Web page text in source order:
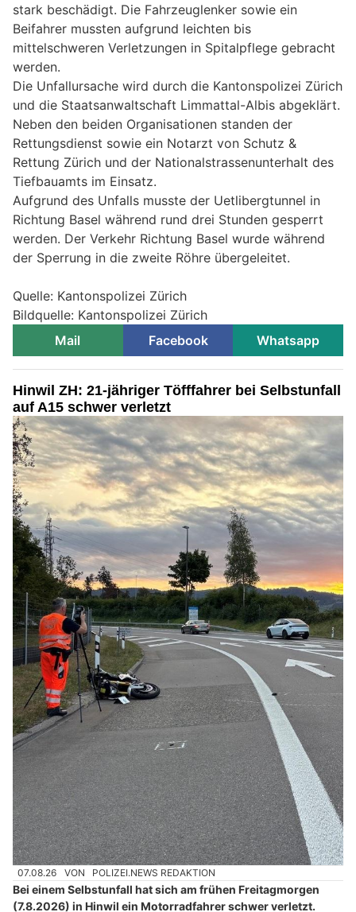
stark beschädigt. Die Fahrzeuglenker sowie ein
Beifahrer mussten aufgrund leichten bis
mittelschweren Verletzungen in Spitalpflege gebracht
werden.
Die Unfallursache wird durch die Kantonspolizei Zürich
und die Staatsanwaltschaft Limmattal-Albis abgeklärt.
Neben den beiden Organisationen standen der
Rettungsdienst sowie ein Notarzt von Schutz &
Rettung Zürich und der Nationalstrassenunterhalt des
Tiefbauamts im Einsatz.
Aufgrund des Unfalls musste der Uetlibergtunnel in
Richtung Basel während rund drei Stunden gesperrt
werden. Der Verkehr Richtung Basel wurde während
der Sperrung in die zweite Röhre übergeleitet.
Quelle: Kantonspolizei Zürich
Bildquelle: Kantonspolizei Zürich
Mail
Facebook Whatsapp
Hinwil ZH: 21-jähriger Töfffahrer bei Selbstunfall
auf A15 schwer verletzt
07.08.26 VON POLIZEI.NEWS REDAKTION
Bei einem Selbstunfall hat sich am frühen Freitagmorgen
(7.8.2026) in Hinwil ein Motorradfahrer schwer verletzt.